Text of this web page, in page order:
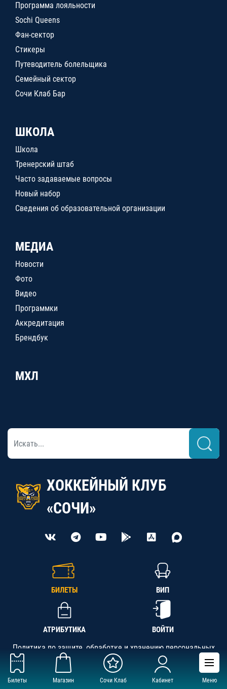
Билеты Магазин Сочи Клаб Кабинет Меню
Программа лояльности
Sochi Queens
Фан-сектор
Стикеры
Путеводитель болельщика
Семейный сектор
Сочи Клаб Бар
ШКОЛА
Школа
Тренерский штаб
Часто задаваемые вопросы
Новый набор
Сведения об образовательной организации
МЕДИА
Новости
Фото
Видео
Программки
Аккредитация
Брендбук
МХЛ
ХОККЕЙНЫЙ КЛУБ
«СОЧИ»
БИЛЕТЫ ВИП
АТРИБУТИКА ВОЙТИ
Политика по защите, обработке и хранению персональных
данных
АНО «СК «Кубань-Регион», ОГРН 1142300002349,